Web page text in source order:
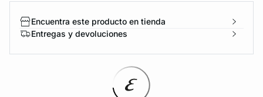
Encuentra este producto en tienda
Entregas y devoluciones